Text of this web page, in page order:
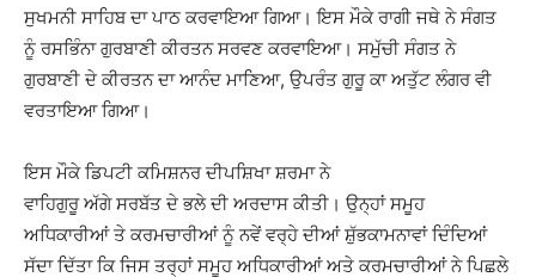
ਸੁਖਮਨੀ ਸਾਹਿਬ ਦਾ ਪਾਠ ਕਰਵਾਇਆ ਗਿਆ। ਇਸ ਮੌਕੇ ਰਾਗੀ ਜਥੇ ਨੇ ਸੰਗਤ
ਨੂੰ ਰਸਭਿੰਨਾ ਗੁਰਬਾਣੀ ਕੀਰਤਨ ਸਰਵਣ ਕਰਵਾਇਆ। ਸਮੁੱਚੀ ਸੰਗਤ ਨੇ
ਗੁਰਬਾਣੀ ਦੇ ਕੀਰਤਨ ਦਾ ਆਨੰਦ ਮਾਣਿਆ, ਉਪਰੰਤ ਗੁਰੂ ਕਾ ਅਤੁੱਟ ਲੰਗਰ ਵੀ
ਵਰਤਾਇਆ ਗਿਆ।
ਇਸ ਮੌਕੇ ਡਿਪਟੀ ਕਮਿਸ਼ਨਰ ਦੀਪਸ਼ਿਖਾ ਸ਼ਰਮਾ ਨੇ
ਵਾਹਿਗੁਰੂ ਅੱਗੇ ਸਰਬੱਤ ਦੇ ਭਲੇ ਦੀ ਅਰਦਾਸ ਕੀਤੀ। ਉਨ੍ਹਾਂ ਸਮੂਹ
ਅਧਿਕਾਰੀਆਂ ਤੇ ਕਰਮਚਾਰੀਆਂ ਨੂੰ ਨਵੇਂ ਵਰ੍ਹੇ ਦੀਆਂ ਸ਼ੁੱਭਕਾਮਨਾਵਾਂ ਦਿੰਦਿਆਂ
ਸੱਦਾ ਦਿੱਤਾ ਕਿ ਜਿਸ ਤਰ੍ਹਾਂ ਸਮੂਹ ਅਧਿਕਾਰੀਆਂ ਅਤੇ ਕਰਮਚਾਰੀਆਂ ਨੇ ਪਿਛਲੇ